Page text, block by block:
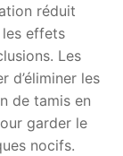
réduit
les effets
Les
d’éliminer les
de tamis en
garder le
nocifs.